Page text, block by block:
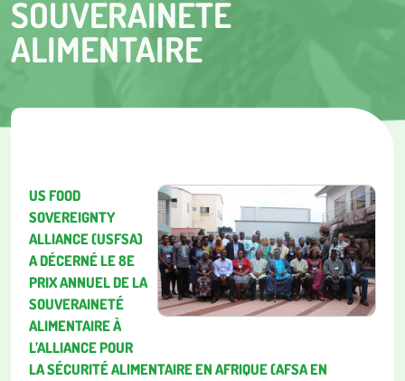
SOUVERAINETÉ
ALIMENTAIRE
US FOOD
SOVEREIGNTY
ALLIANCE (USFSA)
A DÉCERNÉ LE 8E
PRIX ANNUEL DE LA
SOUVERAINETÉ
ALIMENTAIRE À
L’ALLIANCE POUR
LA SÉCURITÉ ALIMENTAIRE EN AFRIQUE (AFSA EN